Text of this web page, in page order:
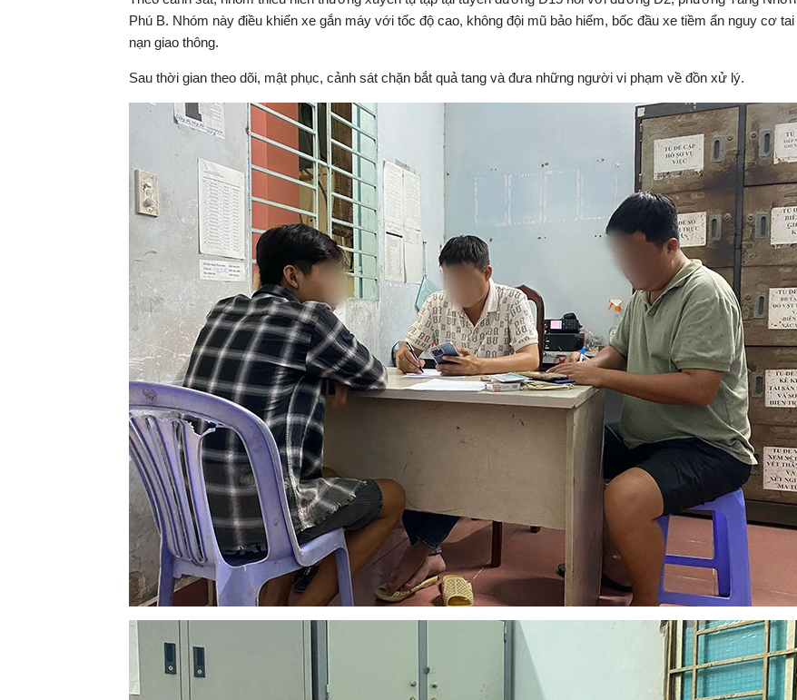
Phú B. Nhóm này điều khiển xe gắn máy với tốc độ cao, không đội mũ bảo hiểm, bốc đầu xe tiềm ẩn nguy cơ tai
nạn giao thông.
Sau thời gian theo dõi, mật phục, cảnh sát chặn bắt quả tang và đưa những người vi phạm về đồn xử lý.